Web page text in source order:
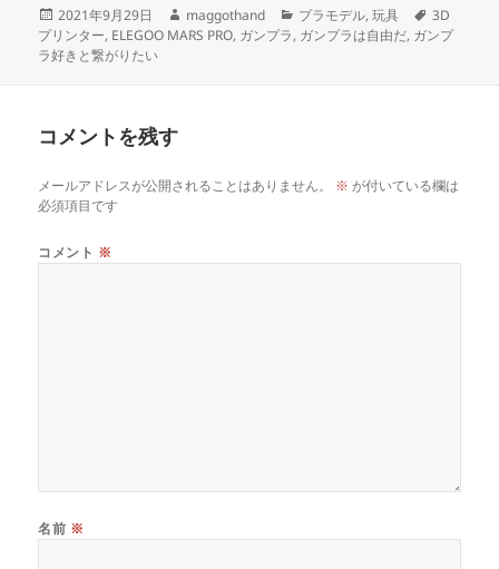
投
稿
日:
2021年9月29日
作
成
maggothand
カ
テ
プラモデル,玩具
タ
グ
3D
プリンター, ELEGOO MARS PRO, ガンプラ, ガンプラは自由だ, ガンプ
ラ好きと繋がりたい
コメントを残す
メールアドレスが公開されることはありません。 ※ が付いている欄は
必須項目です
コメント ※
名前 ※